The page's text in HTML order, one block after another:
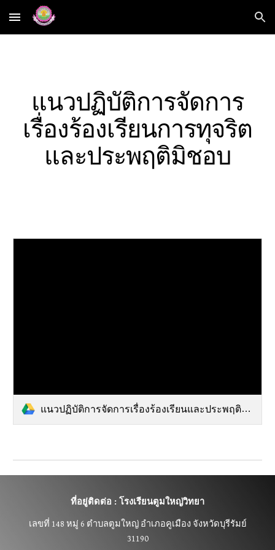
Skip to main content Skip to navigation
แนวปฏิบัติการจัดการ
เรื่องร้องเรียนการทุจริต
และประพฤติมิชอบ
แนวปฏิบัติการจัดการเรื่องร้องเรียนและประพฤติมิชอบ.pdf
ที่อยู่ติดต่อ : โรงเรียนตูมใหญ่วิทยา
เลขที่ 148 หมู่ 6 ตำบลตูมใหญ่ อำเภอคูเมือง จังหวัดบุรีรัมย์
31190